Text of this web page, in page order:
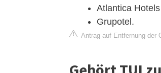
Atlantica
Grupotel.
Antrag auf Entfernung der